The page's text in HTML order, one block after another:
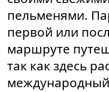
пельменями.
первой или
маршруте
так как здесь